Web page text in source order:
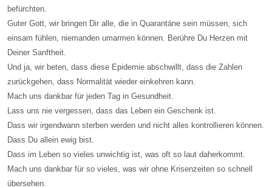
befürchten.
Guter Gott, wir bringen Dir alle, die in Quarantäne sein müssen, sich
einsam fühlen, niemanden umarmen können. Berühre Du Herzen mit
Deiner Sanftheit.
Und ja, wir beten, dass diese Epidemie abschwillt, dass die Zahlen
zurückgehen, dass Normalität wieder einkehren kann.
Mach uns dankbar für jeden Tag in Gesundheit.
Lass uns nie vergessen, dass das Leben ein Geschenk ist.
Dass wir irgendwann sterben werden und nicht alles kontrollieren können.
Dass Du allein ewig bist.
Dass im Leben so vieles unwichtig ist, was oft so laut daherkommt.
Mach uns dankbar für so vieles, was wir ohne Krisenzeiten so schnell
übersehen.